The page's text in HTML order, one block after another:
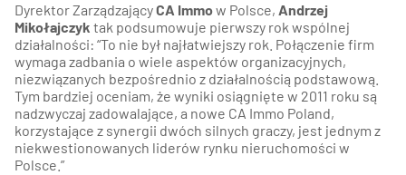
Dyrektor ZarządzającyCA Immow Polsce, Andrzej
Mikołajczyk tak podsumowuje pierwszy rok wspólnej
działalności: “To nie był najłatwiejszy rok. Połączenie firm
wymaga zadbania o wiele aspektów organizacyjnych,
niezwiązanych bezpośrednio z działalnością podstawową.
Tym bardziej oceniam, że wyniki osiągnięte w 2011 roku są
nadzwyczaj zadowalające, a nowe CA Immo Poland,
korzystające z synergii dwóch silnych graczy, jest jednym z
niekwestionowanych liderów rynku nieruchomości w
Polsce.”